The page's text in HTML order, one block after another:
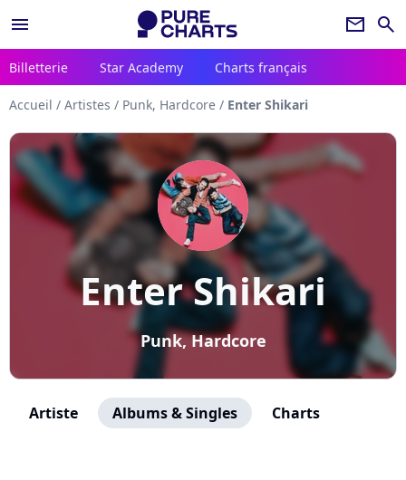
menu newsletter search
Billetterie Star Academy Charts français
Accueil / Artistes / Punk, Hardcore / Enter Shikari
Enter Shikari
Punk, Hardcore
Artiste Albums & Singles Charts